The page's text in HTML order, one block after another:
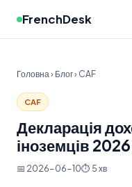
FrenchDesk
Головна› Блог› CAF
CAF
Декларація
іноземців
📅 2026-06-10⏱ 5 хв